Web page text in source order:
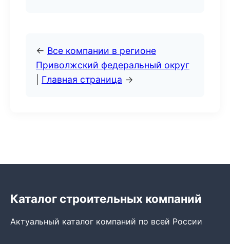
← Все компании в регионе
Приволжский федеральный округ
Главная страница →
Каталог строительных компаний
Актуальный каталог компаний по всей России